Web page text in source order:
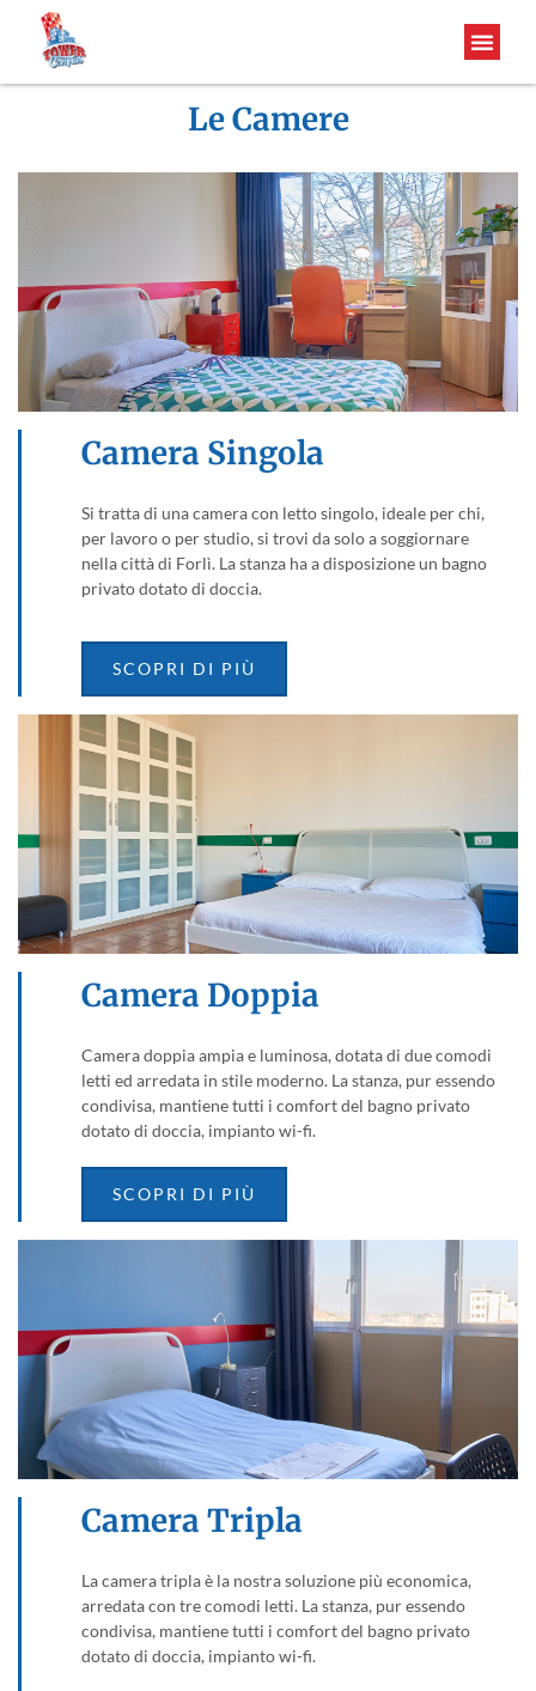
Le Camere
Camera Singola
Si tratta di una camera con letto singolo, ideale per chi,
per lavoro o per studio, si trovi da solo a soggiornare
nella città di Forlì. La stanza ha a disposizione un bagno
privato dotato di doccia.
SCOPRI DI PIÙ
Camera Doppia
Camera doppia ampia e luminosa, dotata di due comodi
letti ed arredata in stile moderno. La stanza, pur essendo
condivisa, mantiene tutti i comfort del bagno privato
dotato di doccia, impianto wi-fi.
SCOPRI DI PIÙ
Camera Tripla
La camera tripla è la nostra soluzione più economica,
arredata con tre comodi letti. La stanza, pur essendo
condivisa, mantiene tutti i comfort del bagno privato
dotato di doccia, impianto wi-fi.